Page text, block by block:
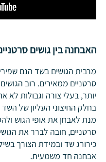
האבחנה בין גושים
סרטניים ממאירים. רוב
יותר, בעלי צורה וגבולות לא
בחלק החיצוני העליון של
מנת לאבחן את אופי הגוש
סרטניים, חובה לברר את
כירורג שד ובמידת הצורך
אבחנה חד משמעית.